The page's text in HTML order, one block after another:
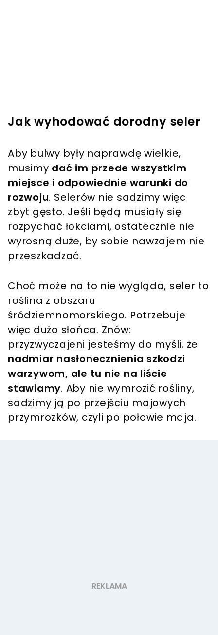
Jak wyhodować dorodny seler
Aby bulwy były naprawdę wielkie,
musimy dać im przede wszystkim
miejsce i odpowiednie warunki do
rozwoju. Selerów nie sadzimy więc
zbyt gęsto. Jeśli będą musiały się
rozpychać łokciami, ostatecznie nie
wyrosną duże, by sobie nawzajem nie
przeszkadzać.
Choć może na to nie wygląda, seler to
roślina z obszaru
śródziemnomorskiego. Potrzebuje
więc dużo słońca. Znów:
przyzwyczajeni jesteśmy do myśli, że
nadmiar nasłonecznienia szkodzi
warzywom, ale tu nie na liście
stawiamy. Aby nie wymrozić rośliny,
sadzimy ją po przejściu majowych
przymrozków, czyli po połowie maja.